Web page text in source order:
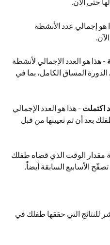
حتى الآن.
هو إجمالي عدد الأنشطة
- هذا هو العدد الإجمالي لأنشطة
المساق الكامل، بما في
اكتملت - هذا هو العدد الإجمالي
بعد أن تم تعيينها من قبل
مقدار الوقت الذي قضاه طفلك
الأسابيع السابقة أيضاً.
للنتائج التي حققها طفلك في